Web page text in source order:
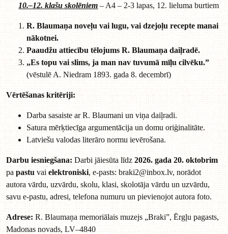
10.–12. klašu skolēniem – A4 – 2-3 lapas, 12. lieluma burtiem
R. Blaumaņa noveļu vai lugu, vai dzejoļu recepte manai
nākotnei.
Paaudžu attiecību tēlojums R. Blaumaņa daiļradē.
„Es topu vai slims, ja man nav tuvumā mīļu cilvēku.”
(vēstulē A. Niedram 1893. gada 8. decembrī)
Vērtēšanas kritēriji:
Darba sasaiste ar R. Blaumani un viņa daiļradi.
Satura mērķtiecīga argumentācija un domu oriģinalitāte.
Latviešu valodas literāro normu ievērošana.
Darbu iesniegšana:Darbi jāiesūta līdz2026. gada 20. oktobrim
pa pastuvaielektroniski, e-pasts:braki2@inbox.lv, norādot
autora vārdu, uzvārdu, skolu, klasi, skolotāja vārdu un uzvārdu,
savu e-pastu, adresi, telefona numuru un pievienojot autora foto.
Adrese:R. Blaumaņa memoriālais muzejs „Braki”, Ērgļu pagasts,
Madonas novads, LV–4840